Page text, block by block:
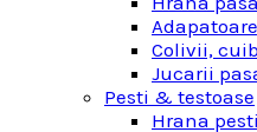
Colivii,
Jucarii
Pesti & testoase
Hrana pesti